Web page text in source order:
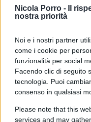
Nicola Porro -
Il
nostra priorità
Noi e i nostri partner
come i cookie per
funzionalità per social
Facendo clic di seguito
tecnologia. Puoi
consenso in qualsiasi
Please note that this
services and may
26 Gennaio 2023,